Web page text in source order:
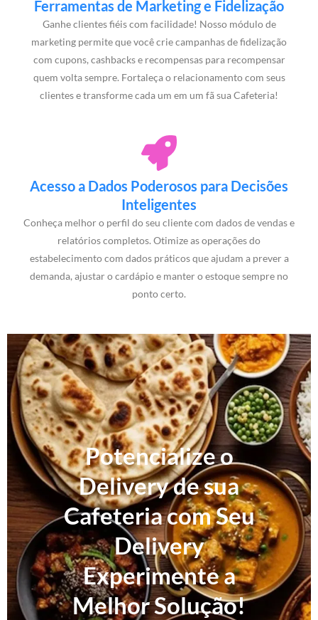
Ferramentas de Marketing e Fidelização
Ganhe clientes fiéis com facilidade! Nosso módulo de
marketing permite que você crie campanhas de fidelização
com cupons, cashbacks e recompensas para recompensar
quem volta sempre. Fortaleça o relacionamento com seus
clientes e transforme cada um em um fã sua Cafeteria!
Acesso a Dados Poderosos para Decisões
Inteligentes
Conheça melhor o perfil do seu cliente com dados de vendas e
relatórios completos. Otimize as operações do
estabelecimento com dados práticos que ajudam a prever a
demanda, ajustar o cardápio e manter o estoque sempre no
ponto certo.
Potencialize o
Delivery de sua
Cafeteria com Seu
Delivery
Experimente a
Melhor Solução!